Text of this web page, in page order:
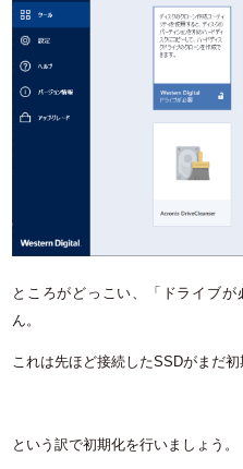
ところがどっこい、「ドライブ
ん。
これは先ほど接続したSSDがまだ初
という訳で初期化を行いましょう。